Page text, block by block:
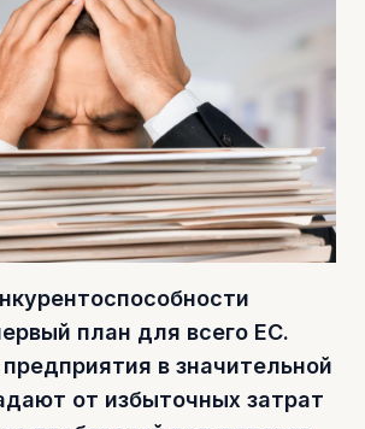
план для всего ЕС.
в значительной
от избыточных затрат